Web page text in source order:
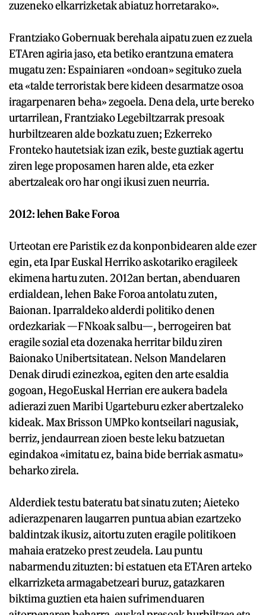
zuzeneko elkarrizketak abiatuz horretarako».
Frantziako Gobernuak berehala aipatu zuen ez zuela
ETAren agiria jaso, eta betiko erantzuna ematera
mugatu zen: Espainiaren «ondoan» segituko zuela
eta «talde terroristak bere kideen desarmatze osoa
iragarpenaren beha» zegoela. Dena dela, urte bereko
urtarrilean, Frantziako Legebiltzarrak presoak
hurbiltzearen alde bozkatu zuen; Ezkerreko
Fronteko hautetsiak izan ezik, beste guztiak agertu
ziren lege proposamen haren alde, eta ezker
abertzaleak oro har ongi ikusi zuen neurria.
2012: lehen Bake Foroa
Urteotan ere Paristik ez da konponbidearen alde ezer
egin, eta Ipar Euskal Herriko askotariko eragileek
ekimena hartu zuten. 2012an bertan, abenduaren
erdialdean, lehen Bake Foroa antolatu zuten,
Baionan. Iparraldeko alderdi politiko denen
ordezkariak —FNkoak salbu—, berrogeiren bat
eragile sozial eta dozenaka herritar bildu ziren
Baionako Unibertsitatean. Nelson Mandelaren
Denak dirudi ezinezkoa, egiten den arte esaldia
gogoan, HegoEuskal Herrian ere aukera badela
adierazi zuen Maribi Ugarteburu ezker abertzaleko
kideak. Max Brisson UMPko kontseilari nagusiak,
berriz, jendaurrean zioen beste leku batzuetan
egindakoa «imitatu ez, baina bide berriak asmatu»
beharko zirela.
Alderdiek testu bateratu bat sinatu zuten; Aieteko
adierazpenaren laugarren puntua abian ezartzeko
baldintzak ikusiz, aitortu zuten eragile politikoen
mahaia eratzeko prest zeudela. Lau puntu
nabarmendu zituzten: bi estatuen eta ETAren arteko
elkarrizketa armagabetzeari buruz, gatazkaren
biktima guztien eta haien sufrimenduaren